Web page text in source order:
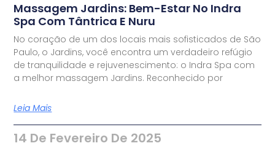
Massagem Jardins: Bem-Estar No Indra
Spa Com Tântrica E Nuru
No coração de um dos locais mais sofisticados de São
Paulo, o Jardins, você encontra um verdadeiro refúgio
de tranquilidade e rejuvenescimento: o Indra Spa com
a melhor massagem Jardins. Reconhecido por
Leia Mais
14 De Fevereiro De 2025